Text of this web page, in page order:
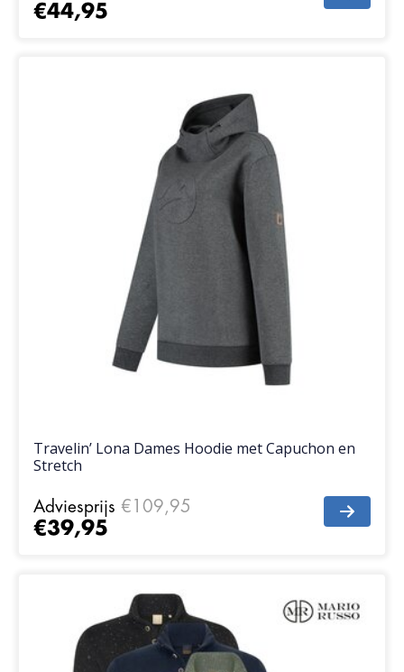
€44,95
Travelin’ Lona Dames Hoodie met Capuchon en
Stretch
Adviesprijs €109,95
€39,95